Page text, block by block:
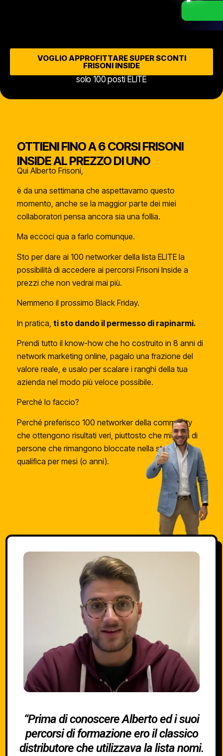
VOGLIO APPROFITTARE SUPER SCONTI
FRISONI INSIDE
solo 100 posti ELITE
OTTIENI FINO A 6 CORSI FRISONI
INSIDE AL PREZZO DI UNO
Qui Alberto Frisoni,
è da una settimana che aspettavamo questo
momento, anche se la maggior parte dei miei
collaboratori pensa ancora sia una follia.
Ma eccoci qua a farlo comunque.
Sto per dare ai 100 networker della lista ELITE la
possibilità di accedere ai percorsi Frisoni Inside a
prezzi che non vedrai mai più.
Nemmeno il prossimo Black Friday.
In pratica, ti sto dando il permesso di rapinarmi.
Prendi tutto il know-how che ho costruito in 8 anni di
network marketing online, pagalo una frazione del
valore reale, e usalo per scalare i ranghi della tua
azienda nel modo più veloce possibile.
Perché lo faccio?
Perché preferisco 100 networker della community
che ottengono risultati veri, piuttosto che migliaia di
persone che rimangono bloccate nella stessa
qualifica per mesi (o anni).
“Prima di conoscere Alberto ed i suoi
percorsi di formazione ero il classico
distributore che utilizzava la lista nomi.